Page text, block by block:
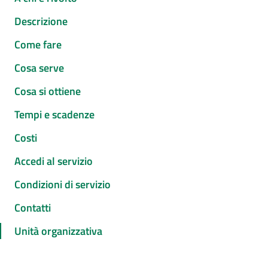
Descrizione
Come fare
Cosa serve
Cosa si ottiene
Tempi e scadenze
Costi
Accedi al servizio
Condizioni di servizio
Contatti
Unità organizzativa